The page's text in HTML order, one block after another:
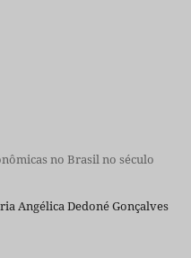
no Brasil no século
Angélica Dedoné Gonçalves